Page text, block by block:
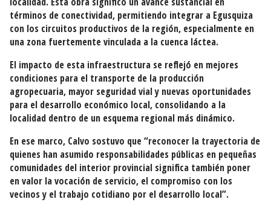
términos de conectividad, permitiendo integrar a Egusquiza
con los circuitos productivos de la región, especialmente en
una zona fuertemente vinculada a la cuenca láctea.
El impacto de esta infraestructura se reflejó en mejores
condiciones para el transporte de la producción
agropecuaria, mayor seguridad vial y nuevas oportunidades
para el desarrollo económico local, consolidando a la
localidad dentro de un esquema regional más dinámico.
En ese marco, Calvo sostuvo que “reconocer la trayectoria de
quienes han asumido responsabilidades públicas en pequeñas
comunidades del interior provincial significa también poner
en valor la vocación de servicio, el compromiso con los
vecinos y el trabajo cotidiano por el desarrollo local”.